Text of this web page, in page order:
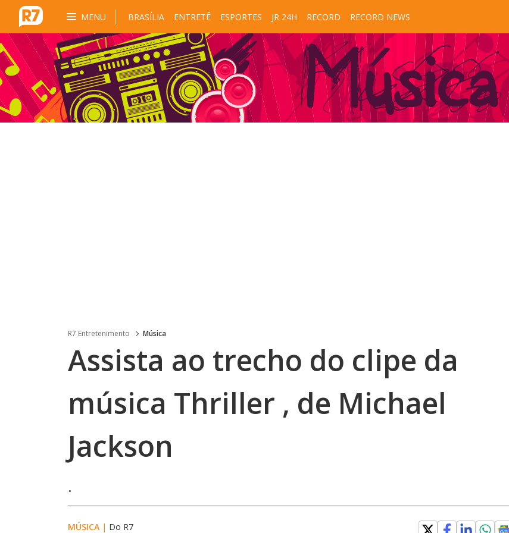
MENU BRASÍLIA ENTRETÊ ESPORTES JR 24H RECORD RECORD NEWS
R7 Entretenimento Música
Assista ao trecho do clipe da
música Thriller , de Michael
Jackson
.
MÚSICA | Do R7